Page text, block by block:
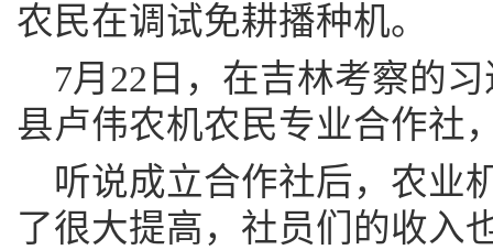
农民在调试免耕播种机。
7月22日，在吉林考察的
县卢伟农机农民专业合作社
听说成立合作社后，农业
了很大提高，社员们的收入